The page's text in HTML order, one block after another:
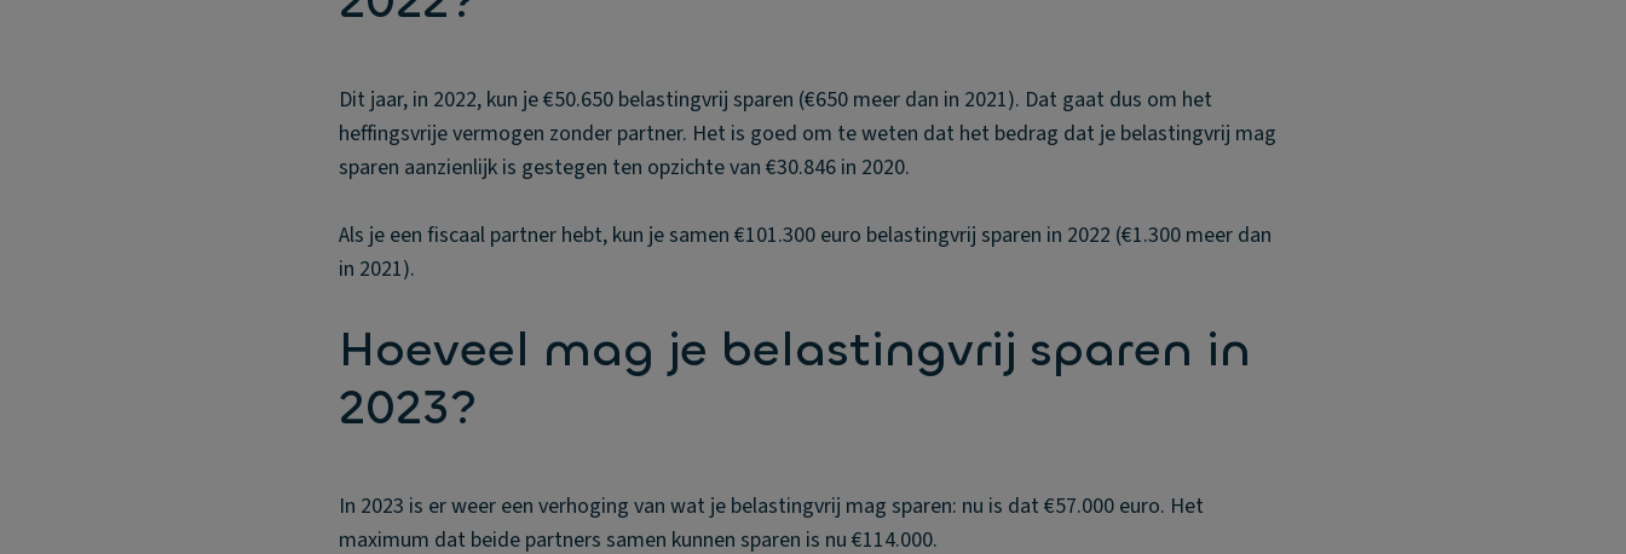
Dit jaar, in 2022, kun je €50.650 belastingvrij sparen (€650 meer dan in 2021). Dat gaat dus om het
heffingsvrije vermogen zonder partner. Het is goed om te weten dat het bedrag dat je belastingvrij mag
sparen aanzienlijk is gestegen ten opzichte van €30.846 in 2020.
Als je een fiscaal partner hebt, kun je samen €101.300 euro belastingvrij sparen in 2022 (€1.300 meer dan
in 2021).
Hoeveel mag je belastingvrij sparen in
2023?
In 2023 is er weer een verhoging van wat je belastingvrij mag sparen: nu is dat €57.000 euro. Het
maximum dat beide partners samen kunnen sparen is nu €114.000.